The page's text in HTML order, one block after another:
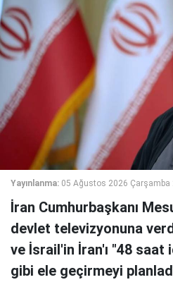
Yayınlanma: 05 Ağustos 2026 Çarşamba
İran Cumhurbaşkanı
devlet televizyonuna
ve İsrail'in İran'ı "48 saat
gibi ele geçirmeyi